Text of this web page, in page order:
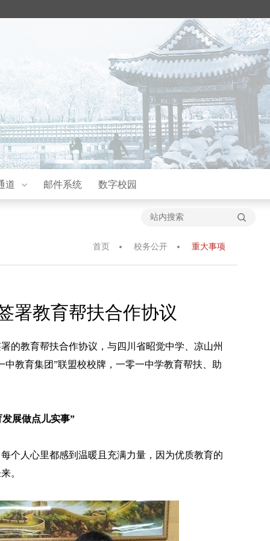
道 邮件系统 数字校园
首页 校务公开 重大事项
署教育帮扶合作协议
的教育帮扶合作协议，与四川省昭觉中学、凉山州
教育集团”联盟校校牌，一零一中学教育帮扶、助
展做点儿实事”
个人心里都感到温暖且充满力量，因为优质教育的
。